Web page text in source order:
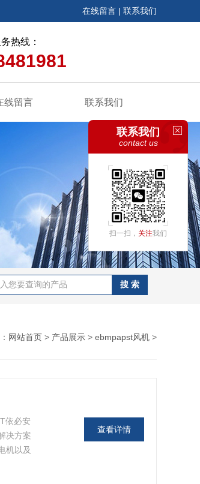
在线留言 | 联系我们
热线：
线留言 联系我们
网站首页 > 产品展示 > ebmpapst风机 >
依必安
决方案
机以及
查看详情
联系我们
contact us
扫一扫， 关注我们